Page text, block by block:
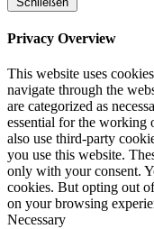
Privacy Overview
This website uses
navigate through the
are categorized as
essential for the working
also use third-party
you use this website.
only with your consent.
cookies. But opting out
on your browsing
Necessary